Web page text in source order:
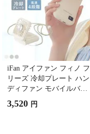
iFan アイファン フィノ フ
リーズ 冷却プレート ハン
ディファン モバイルバッ
量 Fino Freeze 26
3,520 円